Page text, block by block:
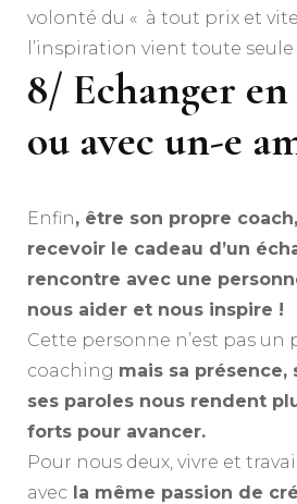
volonté du « à tout prix et vite
l’inspiration vient toute
8/ Echanger
ou avec un-e
Enfin, être son propre coach,
recevoir le cadeau d’un
rencontre avec une
nous aider et nous inspire !
Cette personne n’est pas un
coaching mais sa présence,
ses paroles nous rendent
forts pour avancer.
Pour nous deux, vivre et
avec la même passion de